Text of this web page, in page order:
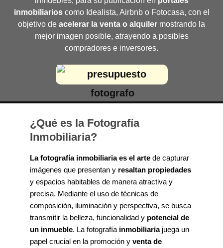
inmobiliarioscomo Idealista, Airbnb o Fotocasa, con el
objetivo de acelerar la venta o alquiler mostrando la
mejor imagen posible, atrayendo a posibles
compradores e inversores.
¿Qué es la Fotografía
Inmobiliaria?
La fotografía inmobiliaria es el artede capturar
imágenes que presentan y resaltan propiedades
y espacios habitables de manera atractiva y
precisa. Mediante el uso de técnicas de
composición, iluminación y perspectiva, se busca
transmitir la belleza, funcionalidad y potencial de
un inmueble. La fotografía inmobiliariajuega un
papel crucial en la promoción y venta de